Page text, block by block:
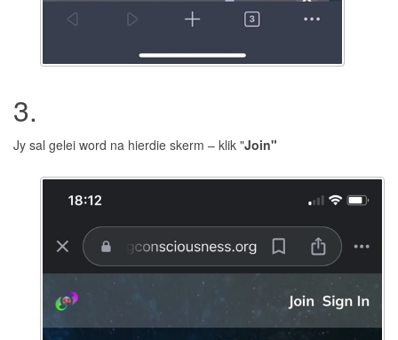
3.
Jy sal gelei word na hierdie skerm – klik "Join"